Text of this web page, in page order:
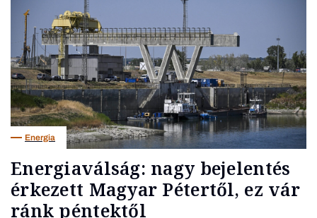
Energia
Energiaválság: nagy bejelentés
érkezett Magyar Pétertől, ez vár
ránk péntektől